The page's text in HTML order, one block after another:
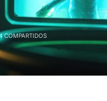
COMPARTIDOS